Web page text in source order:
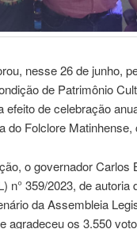
nesse 26 de junho,
de Patrimônio
efeito de celebração
do Folclore
o governador Carlos
n° 359/2023, de
da Assembleia
agradeceu os 3.550